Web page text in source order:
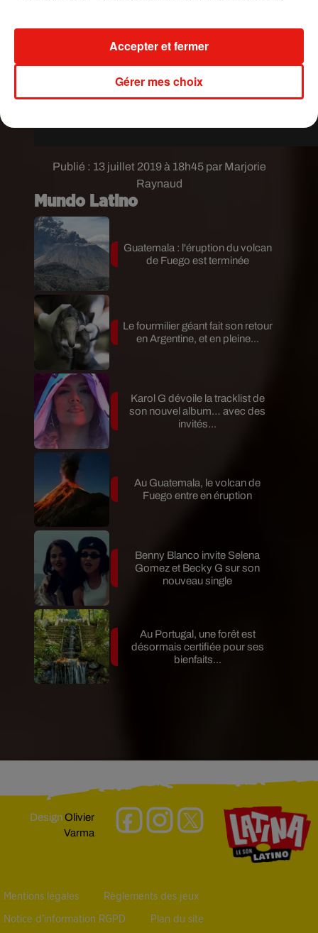
Publié : 13 juillet 2019 à 18h45 par Marjorie
Raynaud
Mundo Latino
Guatemala : l'éruption du volcan
de Fuego est terminée
Le fourmilier géant fait son retour
en Argentine, et en pleine...
Karol G dévoile la tracklist de
son nouvel album… avec des
invités...
Au Guatemala, le volcan de
Fuego entre en éruption
Benny Blanco invite Selena
Gomez et Becky G sur son
nouveau single
Au Portugal, une forêt est
désormais certifiée pour ses
bienfaits...
DesignOlivier
Varma
Mentions légales Règlements des jeux
Notice d’information RGPD Plan du site
Gérer mes choix
Accepter et fermer